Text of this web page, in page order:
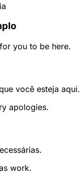
you to be here.
você esteja aqui.
apologies.
work.